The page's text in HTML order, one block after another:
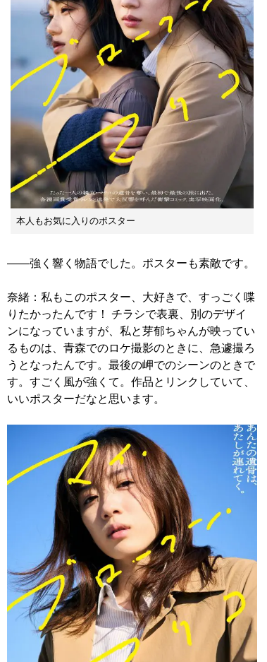
本人もお気に入りのポスター
――強く響く物語でした。ポスターも素敵です。
奈緒：私もこのポスター、大好きで、すっごく喋
りたかったんです！ チラシで表裏、別のデザイ
ンになっていますが、私と芽郁ちゃんが映ってい
るものは、青森でのロケ撮影のときに、急遽撮ろ
うとなったんです。最後の岬でのシーンのときで
す。すごく風が強くて。作品とリンクしていて、
いいポスターだなと思います。